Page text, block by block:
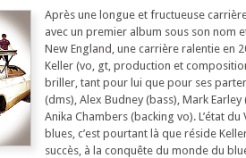
Après une longue et fructueuse
avec un premier album sous son nom
New England, une carrière ralentie en
Keller (vo, gt, production et
briller, tant pour lui que pour ses
(dms), Alex Budney (bass), Mark
Anika Chambers (backing vo). L’état
blues, c’est pourtant là que réside
succès, à la conquête du monde du